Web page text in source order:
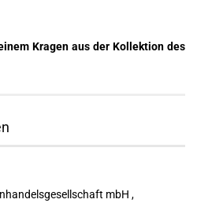
Kragen aus der Kollektion des
mbH ,